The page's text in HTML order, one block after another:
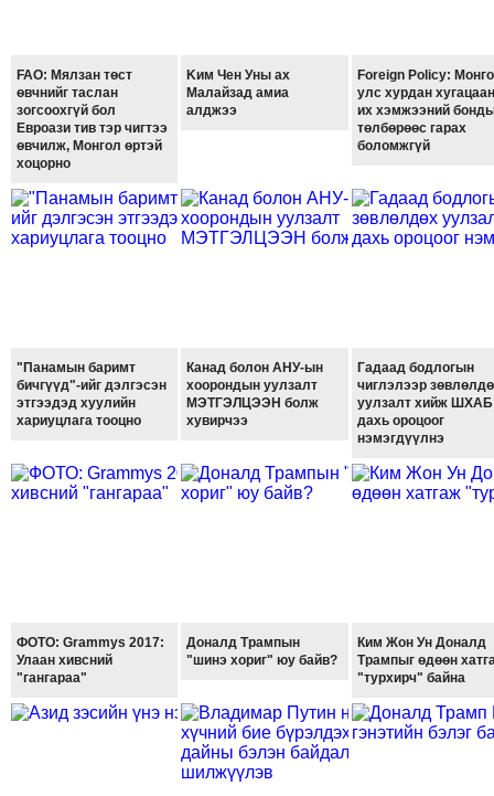
СОНГУУЛИЙН
ЭРГЭН
ТОЙРОНД
29
СУРГУУЛИЙН
ЭРГЭН
ТОЙРОНД
ЕРӨНХИЙЛӨГЧИЙН
FAO: Мялзан төст
өвчнийг таслан
зогсоохгүй бол
Евроази тив тэр чигтээ
өвчилж, Монгол өртэй
хоцорно
Kим Чен Уны ах
Малайзад амиа
алджээ
Foreign Policy:
улс хурдан
их хэмжээний
төлбөрөөс гарах
боломжгүй
"Панамын баримт
бичгүүд"-ийг дэлгэсэн
этгээдэд хуулийн
хариуцлага тооцно
Канад болон АНУ-ын
хоорондын уулзалт
МЭТГЭЛЦЭЭН болж
хувирчээ
Гадаад бодлогын
чиглэлээр
уулзалт хийж ШХАБ
дахь ороцоог
нэмэгдүүлнэ
ФОТО: Grammys 2017:
Улаан хивсний
"гангараа"
Доналд Трампын
"шинэ хориг" юу байв?
Ким Жон Ун Доналд
Трампыг өдөөн
"турхирч" байна